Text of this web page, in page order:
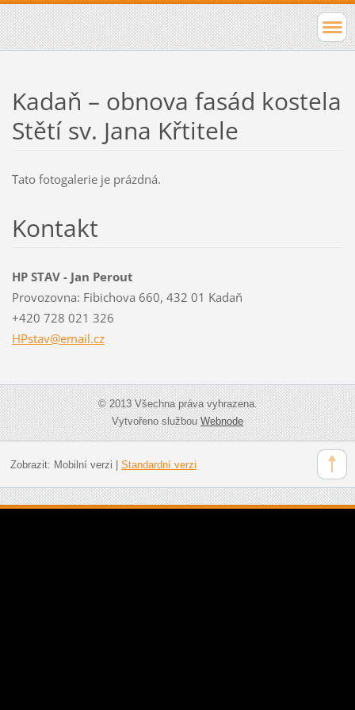
Kadaň – obnova fasád kostela
Stětí sv. Jana Křtitele
Tato fotogalerie je prázdná.
Kontakt
HP STAV - Jan Perout
Provozovna: Fibichova 660, 432 01 Kadaň
+420 728 021 326
HPstav@email.cz
© 2013 Všechna práva vyhrazena.
Vytvořeno službouWebnode
Zobrazit: Mobilní verzi Standardní verzi